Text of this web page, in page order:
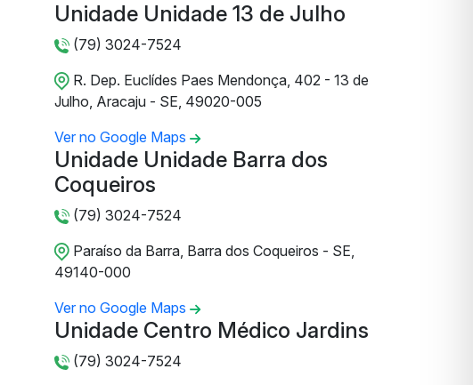
Unidade Unidade 13 de Julho
(79) 3024-7524
R. Dep. Euclídes Paes Mendonça, 402 - 13 de
Julho, Aracaju - SE, 49020-005
Ver no Google Maps
Unidade Unidade Barra dos
Coqueiros
(79) 3024-7524
Paraíso da Barra, Barra dos Coqueiros - SE,
49140-000
Ver no Google Maps
Unidade Centro Médico Jardins
(79) 3024-7524